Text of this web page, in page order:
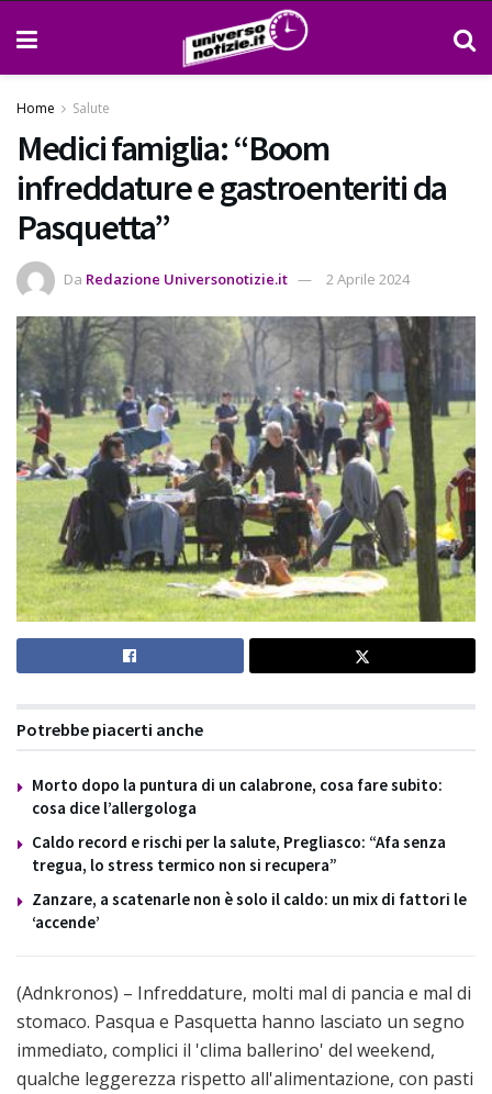
Home Salute
Medici famiglia: “Boom
infreddature e gastroenteriti da
Pasquetta”
Da Redazione Universonotizie.it 2 Aprile 2024
Potrebbe piacerti anche
Morto dopo la puntura di un calabrone, cosa fare subito:
cosa dice l’allergologa
Caldo record e rischi per la salute, Pregliasco: “Afa senza
tregua, lo stress termico non si recupera”
Zanzare, a scatenarle non è solo il caldo: un mix di fattori le
‘accende’
(Adnkronos) – Infreddature, molti mal di pancia e mal di
stomaco. Pasqua e Pasquetta hanno lasciato un segno
immediato, complici il 'clima ballerino' del weekend,
qualche leggerezza rispetto all'alimentazione, con pasti